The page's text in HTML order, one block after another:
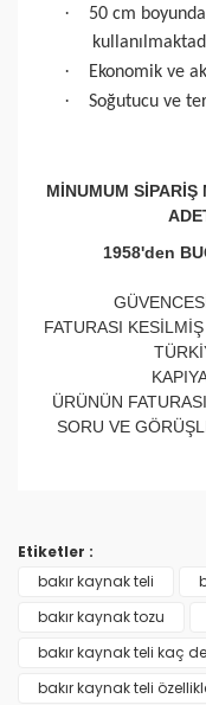
·
50 cm
· Ekonomik ve
· Soğutucu ve
MİNUMUM
1958'den
FATURASI
ÜRÜNÜN
SORU VE
formunu kullanarak
Ürün resmi
Ürün
Ürün
Etiketler :
bakır kaynak teli
bakır kaynak tozu
bakır kaynak teli kaç
bakır kaynak teli